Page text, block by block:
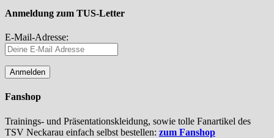
Anmeldung zum TUS-Letter
E-Mail-Adresse:
Fanshop
Trainings- und Präsentationskleidung, sowie tolle Fanartikel des
TSV Neckarau einfach selbst bestellen: zum Fanshop